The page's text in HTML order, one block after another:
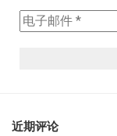
近期评论